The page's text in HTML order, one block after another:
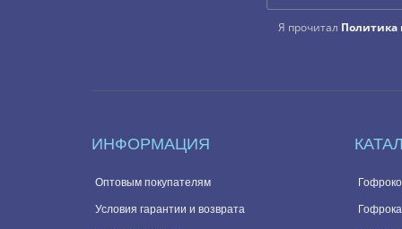
Я прочитал Политика
ИНФОРМАЦИЯ
Оптовым покупателям
Условия гарантии и возврата